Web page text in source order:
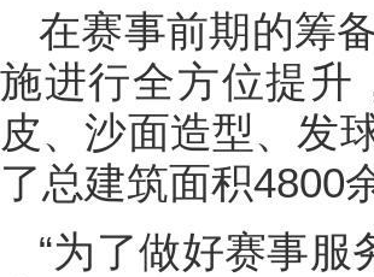
在赛事前期的筹
施进行全方位提升
皮、沙面造型、发
了总建筑面积4800
“为了做好赛事